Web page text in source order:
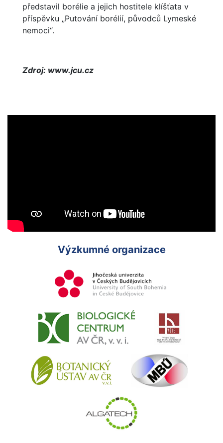
představil borélie a jejich hostitele klíšťata v
příspěvku „Putování borélií, původců Lymeské
nemoci“.
Zdroj: www.jcu.cz
Výzkumné organizace